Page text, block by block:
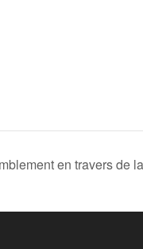
en travers de